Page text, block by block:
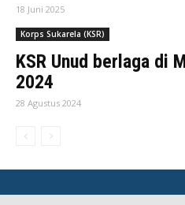
18 Juni 2025
Korps Sukarela (KSR)
KSR Unud berlaga di
2024
28 Agustus 2024